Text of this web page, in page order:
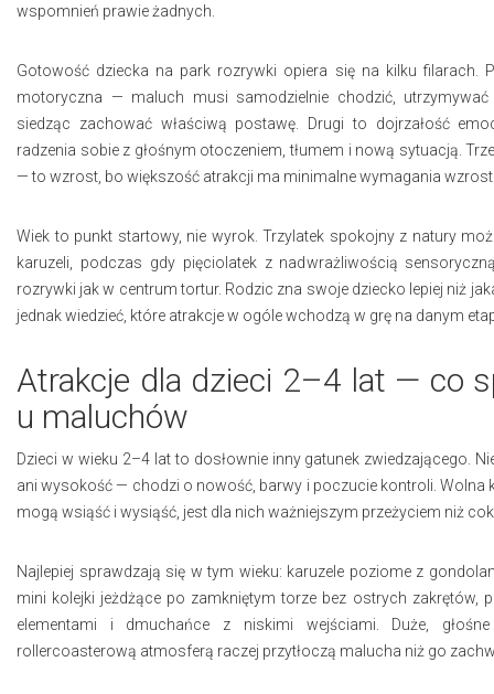
wspomnień prawie żadnych.
Gotowość dziecka na park rozrywki opiera się na kilku filarach.
motoryczna — maluch musi samodzielnie chodzić,
siedząc zachować właściwą postawę. Drugi to dojrzałość
radzenia sobie z głośnym otoczeniem, tłumem i nową sytuacją.
— to wzrost, bo większość atrakcji ma minimalne wymagania
Wiek to punkt startowy, nie wyrok. Trzylatek spokojny z natury
karuzeli, podczas gdy pięciolatek z nadwrażliwością
rozrywki jak w centrum tortur. Rodzic zna swoje dziecko lepiej niż
jednak wiedzieć, które atrakcje w ogóle wchodzą w grę na danym
Atrakcje dla dzieci 2–4 lat — co
u maluchów
Dzieci w wieku 2–4 lat to dosłownie inny gatunek zwiedzającego.
ani wysokość — chodzi o nowość, barwy i poczucie kontroli. Wolna
mogą wsiąść i wysiąść, jest dla nich ważniejszym przeżyciem niż
Najlepiej sprawdzają się w tym wieku: karuzele poziome z
mini kolejki jeżdżące po zamkniętym torze bez ostrych zakrętów,
elementami i dmuchańce z niskimi wejściami. Duże,
rollercoasterową atmosferą raczej przytłoczą malucha niż go